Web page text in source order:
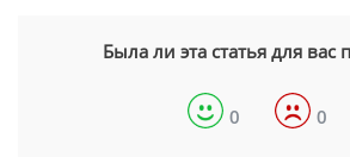
Была ли эта статья для вас
0 0